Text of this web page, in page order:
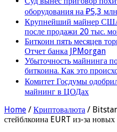
оборудования на ₽5,3 млн
Крупнейший майнер
после продажи 20 тыс.
Биткоин пять месяцев
Отчет банка JPMorgan
Убыточность майнинга
биткоина. Как это
Комитет Госдумы
майнинг в ЦОДах
Home / Криптовалюта /
стейблкоина EURT из-за